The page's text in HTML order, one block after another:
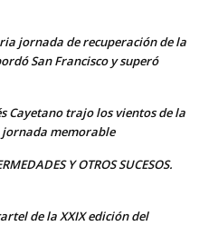
jornada de recuperación de la
San Francisco y superó
Cayetano trajo los vientos de la
memorable
Y OTROS SUCESOS.
de la XXIX edición del